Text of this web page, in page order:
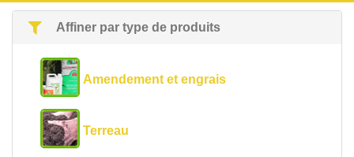
Affiner par type de produits
Amendement et engrais
Terreau